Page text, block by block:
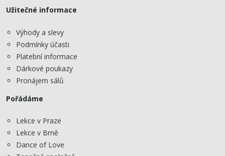
Užitečné informace
Výhody a slevy
Podmínky účasti
Platební informace
Dárkové poukazy
Pronájem sálů
Pořádáme
Lekce v Praze
Lekce v Brně
Dance of Love